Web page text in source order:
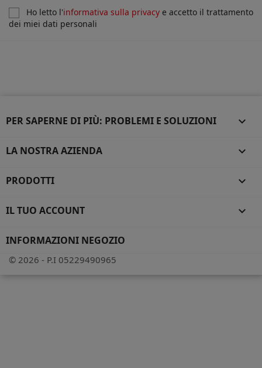
Ho letto l'informativa sulla privacy e accetto il trattamento
dei miei dati personali
PER SAPERNE DI PIÙ: PROBLEMI E SOLUZIONI 
LA NOSTRA AZIENDA 
PRODOTTI 
IL TUO ACCOUNT 
INFORMAZIONI NEGOZIO
© 2026 - P.I 05229490965